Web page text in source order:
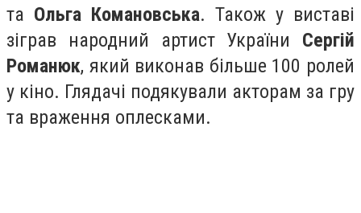
та Ольга Комановська. Також у виставі
зіграв народний артист України Сергій
Романюк, який виконав більше 100 ролей
у кіно. Глядачі подякували акторам за гру
та враження оплесками.